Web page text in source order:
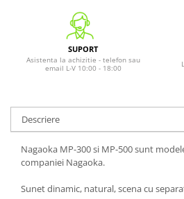
SUPORT
Asistenta la achizitie - telefon sau
email L-V 10:00 - 18:00
Descriere
Nagaoka MP-300 si MP-500 sunt
companiei Nagaoka.
Sunet dinamic, natural, scena cu